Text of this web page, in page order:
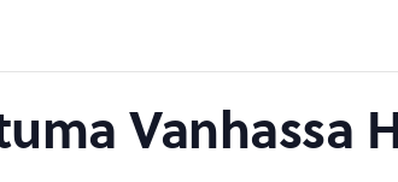
Vanhassa